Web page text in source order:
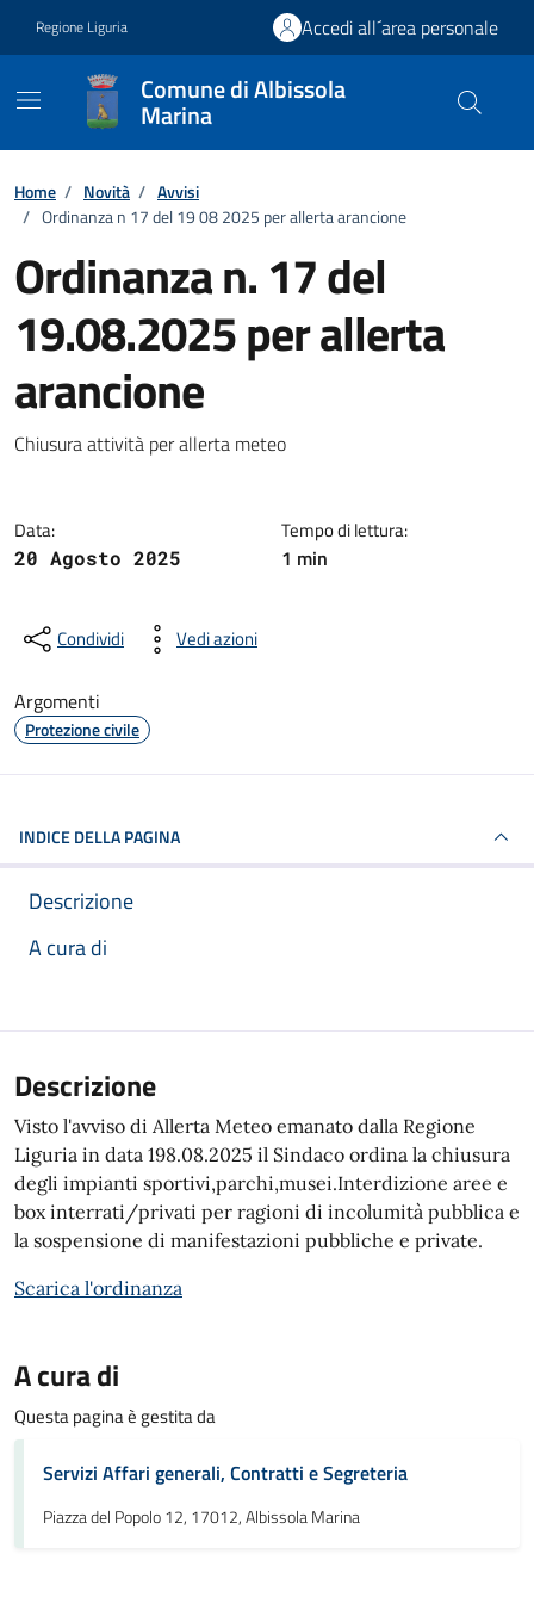
Regione Liguria Accedi all´area personale
Comune di Albissola
Marina
Home / Novità / Avvisi
/ Ordinanza n 17 del 19 08 2025 per allerta arancione
Ordinanza n. 17 del
19.08.2025 per allerta
arancione
Dettagli della notizia
Chiusura attività per allerta meteo
Data:
20 Agosto 2025
Tempo di lettura:
1 min
Condividi Vedi azioni
Argomenti
Protezione civile
INDICE DELLA PAGINA
Descrizione
A cura di
Descrizione
Visto l'avviso di Allerta Meteo emanato dalla Regione
Liguria in data 198.08.2025 il Sindaco ordina la chiusura
degli impianti sportivi,parchi,musei.Interdizione aree e
box interrati/privati per ragioni di incolumità pubblica e
la sospensione di manifestazioni pubbliche e private.
Scarica l'ordinanza
A cura di
Questa pagina è gestita da
Servizi Affari generali, Contratti e Segreteria
Piazza del Popolo 12, 17012, Albissola Marina